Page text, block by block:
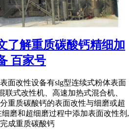
了解重质碳酸钙精细加
百家号
面改性设备有slg型连续式粉体表面
联式改性机、高速加热式混合机、
重质碳酸钙的表面改性与细磨或超
磨和超细磨过程中添加表面改性剂,
成重质碳酸钙